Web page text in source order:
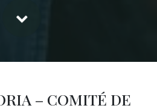
– COMITÉ DE